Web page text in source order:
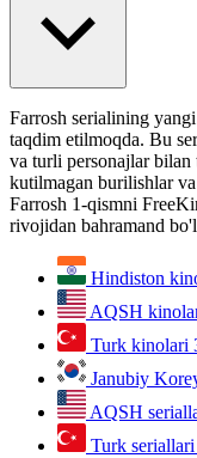
Farrosh serialining
taqdim etilmoqda. Bu
va turli personajlar
kutilmagan burilishlar
Farrosh 1-qismni
rivojidan bahramand
Hindiston
AQSH
Turk kinolari
Janubiy
AQSH
Turk seriallari